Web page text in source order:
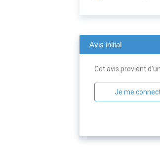
Avis initial
Cet avis provient
Je me